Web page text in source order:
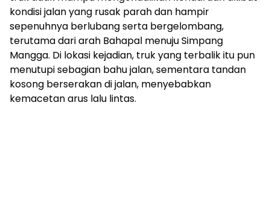
kondisi jalan yang rusak parah dan hampir
sepenuhnya berlubang serta bergelombang,
terutama dari arah Bahapal menuju Simpang
Mangga. Di lokasi kejadian, truk yang terbalik itu pun
menutupi sebagian bahu jalan, sementara tandan
kosong berserakan di jalan, menyebabkan
kemacetan arus lalu lintas.